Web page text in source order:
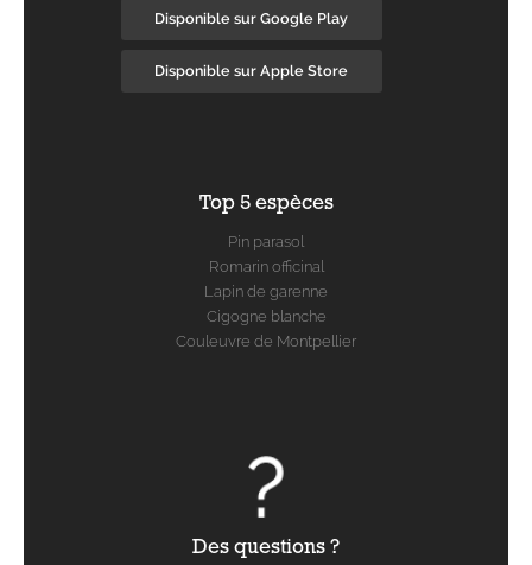
Disponible sur Google Play
Disponible sur Apple Store
Top 5 espèces
Pin parasol
Romarin officinal
Lapin de garenne
Cigogne blanche
Couleuvre de Montpellier
Des questions ?